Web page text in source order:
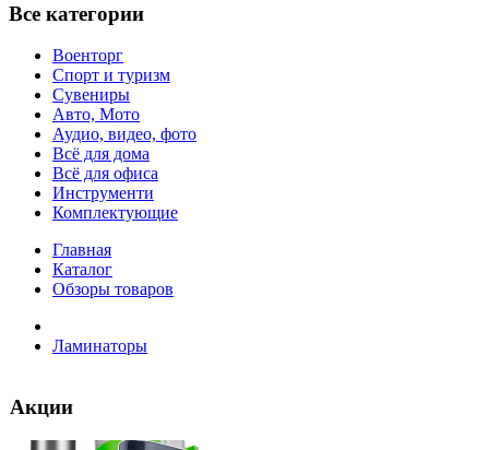
Все категории
Военторг
Спорт и туризм
Сувениры
Авто, Мото
Аудио, видео, фото
Всё для дома
Всё для офиса
Инструменти
Комплектующие
Главная
Каталог
Обзоры товаров
Ламинаторы
Акции